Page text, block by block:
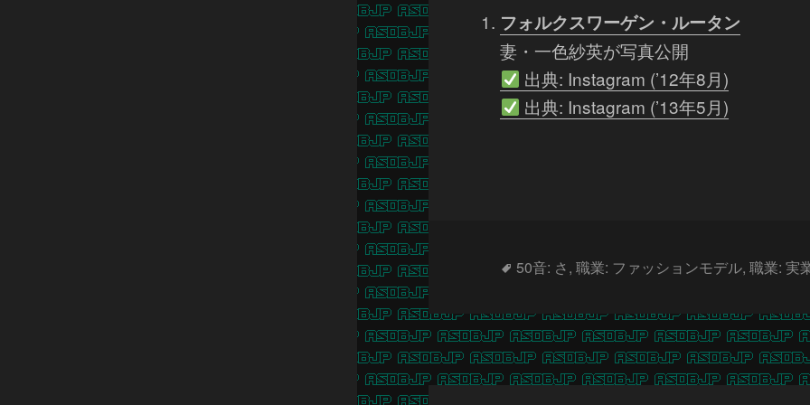
フォルクスワーゲン・ルータン
妻・一色紗英が写真公開
出典: Instagram (’12年8月)
出典: Instagram (’13年5月)
タ
50音: さ,職業: ファッションモデル,職業: 実